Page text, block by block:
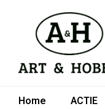
Home ACTIE